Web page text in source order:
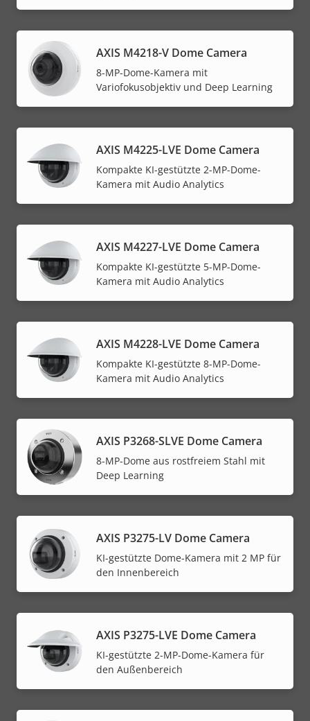
AXIS M4218-V Dome Camera
8-MP-Dome-Kamera mit
Variofokusobjektiv und Deep Learning
AXIS M4225-LVE Dome Camera
Kompakte KI-gestützte 2-MP-Dome-
Kamera mit Audio Analytics
AXIS M4227-LVE Dome Camera
Kompakte KI-gestützte 5-MP-Dome-
Kamera mit Audio Analytics
AXIS M4228-LVE Dome Camera
Kompakte KI-gestützte 8-MP-Dome-
Kamera mit Audio Analytics
AXIS P3268-SLVE Dome Camera
8-MP-Dome aus rostfreiem Stahl mit
Deep Learning
AXIS P3275-LV Dome Camera
KI-gestützte Dome-Kamera mit 2 MP für
den Innenbereich
AXIS P3275-LVE Dome Camera
KI-gestützte 2-MP-Dome-Kamera für
den Außenbereich